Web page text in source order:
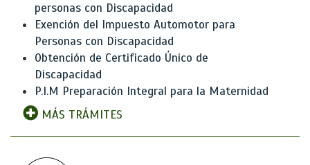
personas con Discapacidad
Exención del Impuesto Automotor para
Personas con Discapacidad
Obtención de Certificado Único de
Discapacidad
P.I.M Preparación Integral para la Maternidad
MÁS TRÁMITES